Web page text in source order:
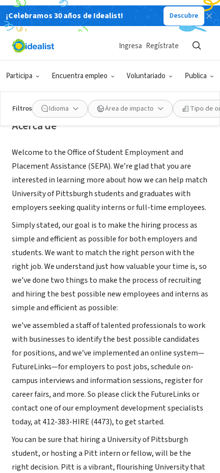
¡Celebramos 30 años de Idealist! Descubre
Participa Encuentra empleo Voluntariado Publica
Ingresa Regístrate
Filtros Idioma Área de impacto Tipo de
ORGANIZACIÓN SIN FIN DE LUCRO
University of Pittsburgh Office of
Student Employment and
Placement Assistance
PA|www.hire.pitt.edu
Acerca de
Welcome to the Office of Student Employment and
Placement Assistance (SEPA). We’re glad that you are
interested in learning more about how we can help match
University of Pittsburgh students and graduates with
employers seeking quality interns or full-time employees.
Simply stated, our goal is to make the hiring process as
simple and efficient as possible for both employers and
students. We want to match the right person with the
right job. We understand just how valuable your time is, so
we’ve done two things to make the process of recruiting
and hiring the best possible new employees and interns as
simple and efficient as possible:
we’ve assembled a staff of talented professionals to work
with businesses to identify the best possible candidates
for positions, and we’ve implemented an online system—
FutureLinks—for employers to post jobs, schedule on-
campus interviews and information sessions, register for
career fairs, and more. So please click the FutureLinks or
contact one of our employment development specialists
today, at 412-383-HIRE (4473), to get started.
You can be sure that hiring a University of Pittsburgh
student, or hosting a Pitt intern or fellow, will be the
right decision. Pitt is a vibrant, flourishing University that